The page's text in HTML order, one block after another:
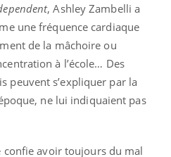
, Ashley Zambelli a
une fréquence cardiaque
de la mâchoire ou
à l’école… Des
peuvent s’expliquer par la
ne lui indiquaient pas
confie avoir toujours du mal